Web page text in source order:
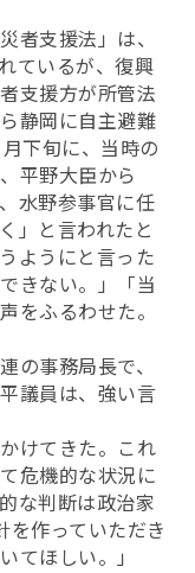
者支援法」は、
ているが、復興
支援方が所管法
静岡に自主避難
下旬に、当時の
平野大臣から
水野参事官に任
」と言われたと
ようにと言った
きない。」「当
をふるわせた。
の事務局長で、
議員は、強い言
けてきた。これ
危機的な状況に
な判断は政治家
作っていただき
てほしい。」